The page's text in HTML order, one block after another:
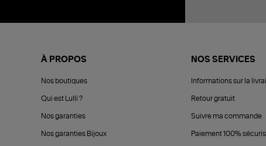
À PROPOS
Nos boutiques
Qui est Lulli ?
Nos garanties
Nos garanties Bijoux
NOS SERVICES
Informations sur la
Retour gratuit
Suivre ma commande
Paiement 100%